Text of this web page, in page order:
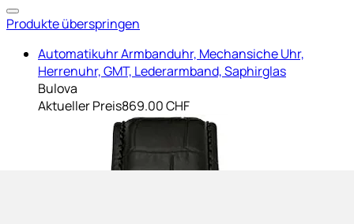
Produkte überspringen
Automatikuhr Armbanduhr, Mechansiche Uhr,
Herrenuhr, GMT, Lederarmband, Saphirglas
Bulova
Aktueller Preis869.00 CHF